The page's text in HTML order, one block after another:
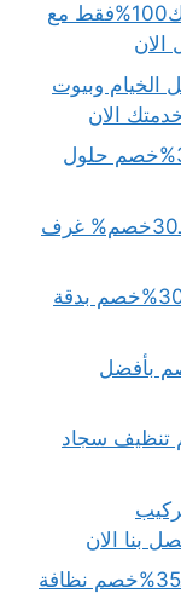
تخلص من البقع والأوساخ في مفروشاتك100%فقط مع
وبيوت
شركة مكافحة حشرات بالمزاحمية بـ35%خصم حلول
شركة فك وتركيب غرف نوم بالرياض بـ30خصم% غرف
شركة كشف تسربات المياه بالرياض بـ30%خصم بدقة
بالرياض بـ30%خصم بأفضل
بالخرج بـ25%خصم تنظيف سجاد
شركة تنظيف وتعقيم مكاتب بالرياض بـ35%خصم نظافة